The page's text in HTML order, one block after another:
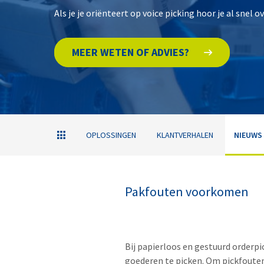
Als je je oriënteert op voice picking hoor je al snel
MEER WETEN OF ADVIES?
OPLOSSINGEN KLANTVERHALEN
Pakfouten voorkomen
Bij papierloos en gestuurd
goederen te picken. Om